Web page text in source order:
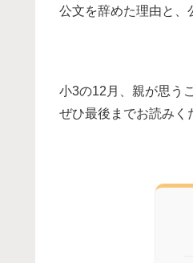
公文を辞めた理由と、
小3の12月、親が思う
ぜひ最後までお読みく